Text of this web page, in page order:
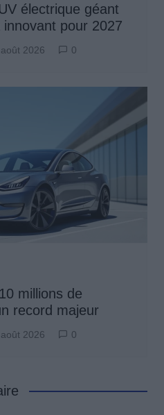
électrique géant
pour 2027
2026 0
millions de
record majeur
2026 0